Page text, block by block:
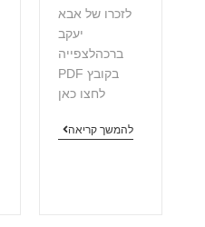
לזכרו של אבא
יעקב
ברכהלצפייה
בקובץ PDF
לחצו כאן
להמשך קריאה